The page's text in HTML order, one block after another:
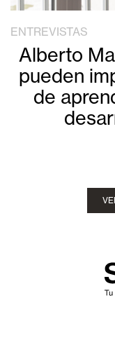
ENTREVISTAS
Alberto
pueden
de